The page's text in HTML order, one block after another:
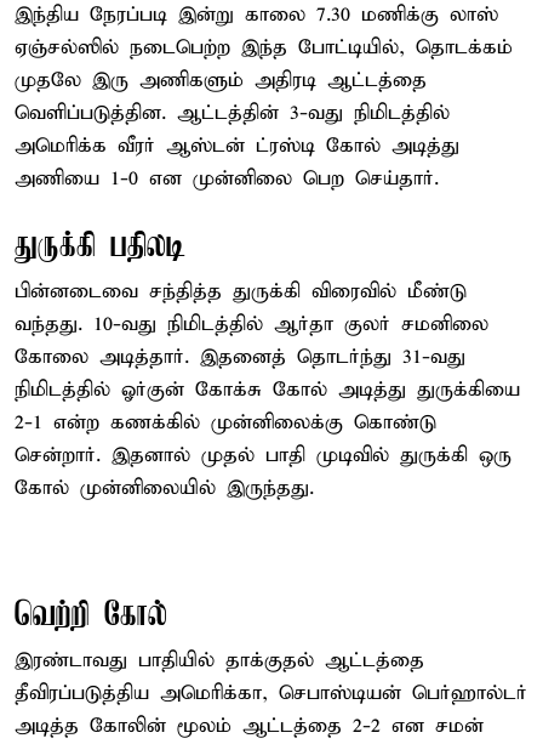
இந்திய நேரப்படி இன்று காலை 7.30 மணிக்கு லாஸ்
ஏஞ்சல்ஸில் நடைபெற்ற இந்த போட்டியில், தொடக்கம்
முதலே இரு அணிகளும் அதிரடி ஆட்டத்தை
வெளிப்படுத்தின. ஆட்டத்தின் 3-வது நிமிடத்தில்
அமெரிக்க வீரர் ஆஸ்டன் ட்ரஸ்டி கோல் அடித்து
அணியை 1-0 என முன்னிலை பெற செய்தார்.
துருக்கி பதிலடி
பின்னடைவை சந்தித்த துருக்கி விரைவில் மீண்டு
வந்தது. 10-வது நிமிடத்தில் ஆர்தா குலர் சமனிலை
கோலை அடித்தார். இதனைத் தொடர்ந்து 31-வது
நிமிடத்தில் ஓர்குன் கோக்சு கோல் அடித்து துருக்கியை
2-1 என்ற கணக்கில் முன்னிலைக்கு கொண்டு
சென்றார். இதனால் முதல் பாதி முடிவில் துருக்கி ஒரு
கோல் முன்னிலையில் இருந்தது.
வெற்றி கோல்
இரண்டாவது பாதியில் தாக்குதல் ஆட்டத்தை
தீவிரப்படுத்திய அமெரிக்கா, செபாஸ்டியன் பெர்ஹால்டர்
அடித்த கோலின் மூலம் ஆட்டத்தை 2-2 என சமன்